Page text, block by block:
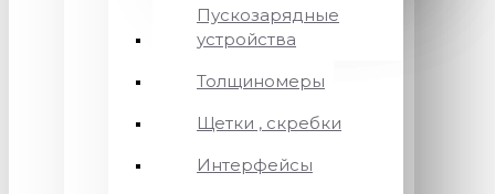
Пускозарядные
устройства
Толщиномеры
Щетки , скребки
Интерфейсы